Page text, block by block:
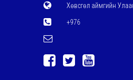
Хөвсгөл аймгийн
+976